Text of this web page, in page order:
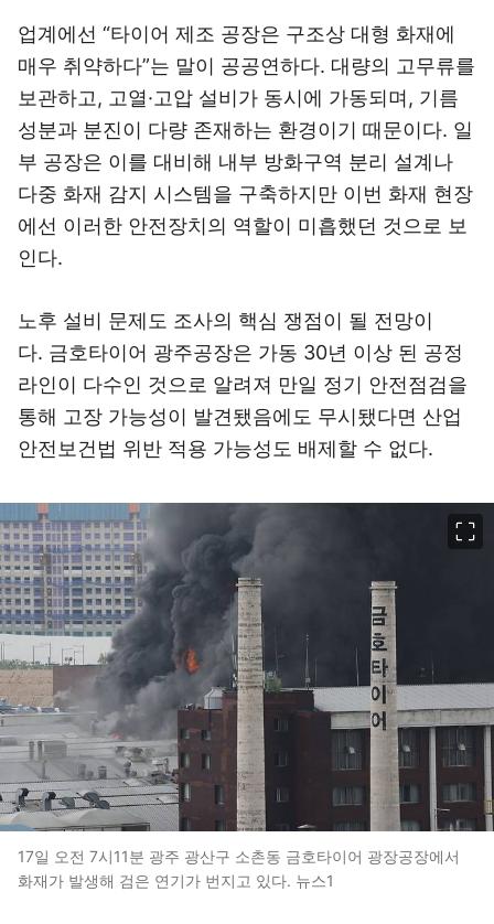
업계에선 “타이어 제조 공장은 구조상 대형 화재에
매우 취약하다”는 말이 공공연하다. 대량의 고무류를
보관하고, 고열·고압 설비가 동시에 가동되며, 기름
성분과 분진이 다량 존재하는 환경이기 때문이다. 일
부 공장은 이를 대비해 내부 방화구역 분리 설계나
다중 화재 감지 시스템을 구축하지만 이번 화재 현장
에선 이러한 안전장치의 역할이 미흡했던 것으로 보
인다.
노후 설비 문제도 조사의 핵심 쟁점이 될 전망이
다. 금호타이어 광주공장은 가동 30년 이상 된 공정
라인이 다수인 것으로 알려져 만일 정기 안전점검을
통해 고장 가능성이 발견됐음에도 무시됐다면 산업
안전보건법 위반 적용 가능성도 배제할 수 없다.
17일 오전 7시11분 광주 광산구 소촌동 금호타이어 광장공장에서
화재가 발생해 검은 연기가 번지고 있다. 뉴스1